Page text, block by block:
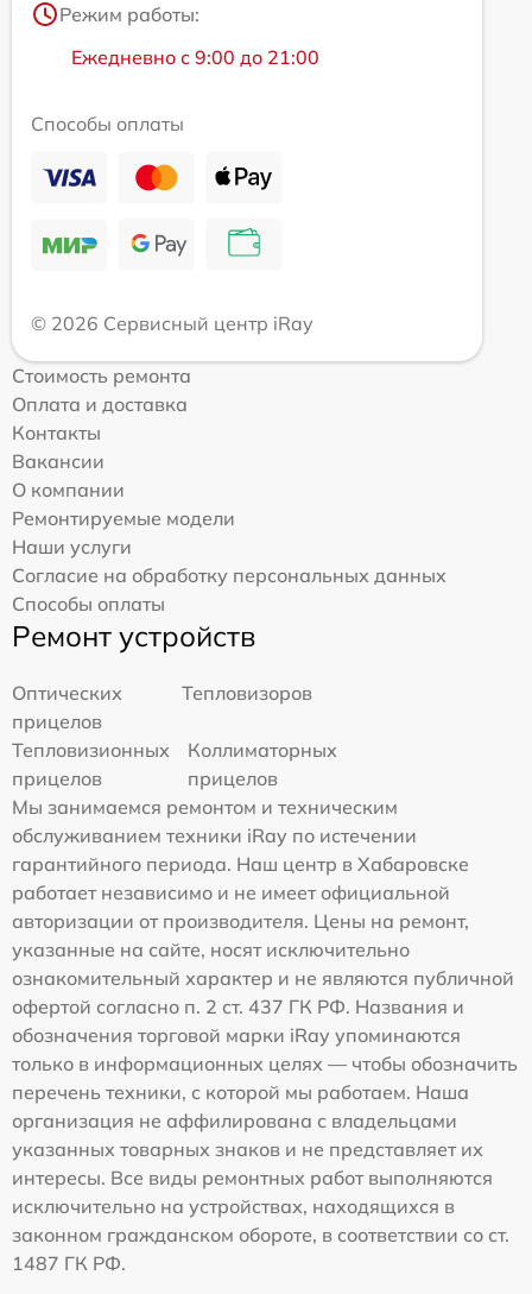
Режим работы:
Ежедневно с 9:00 до 21:00
Способы оплаты
© 2026 Сервисный центр iRay
Стоимость ремонта
Оплата и доставка
Контакты
Вакансии
О компании
Ремонтируемые модели
Наши услуги
Согласие на обработку персональных данных
Способы оплаты
Ремонт устройств
Оптических
прицелов
Тепловизоров
Тепловизионных
прицелов
Коллиматорных
прицелов
Мы занимаемся ремонтом и техническим
обслуживанием техники iRay по истечении
гарантийного периода. Наш центр в Хабаровске
работает независимо и не имеет официальной
авторизации от производителя. Цены на ремонт,
указанные на сайте, носят исключительно
ознакомительный характер и не являются публичной
офертой согласно п. 2 ст. 437 ГК РФ. Названия и
обозначения торговой марки iRay упоминаются
только в информационных целях — чтобы обозначить
перечень техники, с которой мы работаем. Наша
организация не аффилирована с владельцами
указанных товарных знаков и не представляет их
интересы. Все виды ремонтных работ выполняются
исключительно на устройствах, находящихся в
законном гражданском обороте, в соответствии со ст.
1487 ГК РФ.